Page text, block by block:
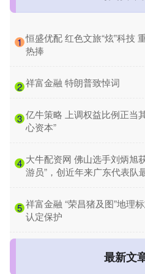
1 恒盛优配 红色文旅“炫”科技
热捧
2 ​祥富金融 特朗普致悼词
3 亿牛策略 上调权益比例正当
心资本”
4 大牛配资网 佛山选手刘炳旭
游员”，创近年来广东代表队
5 祥富金融 “荣昌猪及图”地理
认定保护
最新文